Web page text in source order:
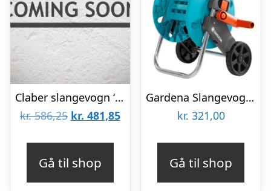
Claber slangevogn ‘Ecosei’, u/slange
kr.586,25 Den
kr. 481,85Den
Gå til shop
Gardena Slangevogn AquaRoll S
kr. 321,00
Gå til shop